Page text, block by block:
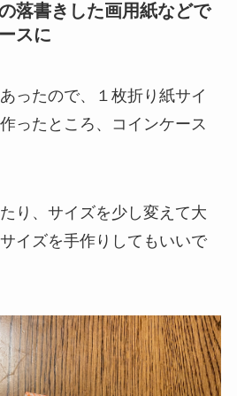
落書きした画用紙などで
スに
ったので、１枚折り紙サイ
ったところ、コインケース
り、サイズを少し変えて大
イズを手作りしてもいいで